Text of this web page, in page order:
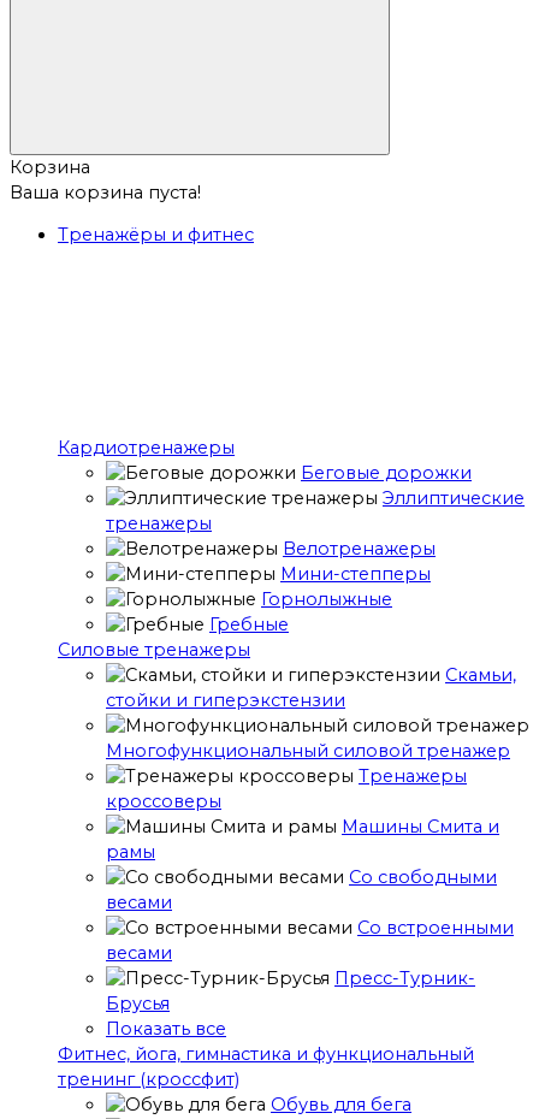
Корзина
Ваша корзина пуста!
Тренажёры и фитнес
Кардиотренажеры
Беговые дорожки
Эллиптические
тренажеры
Велотренажеры
Мини-степперы
Горнолыжные
Гребные
Cиловые тренажеры
Скамьи,
стойки и гиперэкстензии
Многофункциональный силовой тренажер
Тренажеры
кроссоверы
Машины Смита и
рамы
Со свободными
весами
Со встроенными
весами
Пресс-Турник-
Брусья
Показать все
Фитнес, йога, гимнастика и функциональный
тренинг (кроссфит)
Обувь для бега